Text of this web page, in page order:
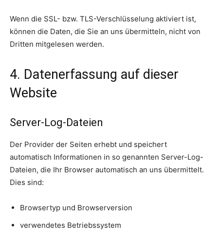
Wenn die SSL- bzw. TLS-Verschlüsselung aktiviert ist,
können die Daten, die Sie an uns übermitteln, nicht von
Dritten mitgelesen werden.
4. Datenerfassung auf dieser
Website
Server-Log-Dateien
Der Provider der Seiten erhebt und speichert
automatisch Informationen in so genannten Server-Log-
Dateien, die Ihr Browser automatisch an uns übermittelt.
Dies sind:
Browsertyp und Browserversion
verwendetes Betriebssystem